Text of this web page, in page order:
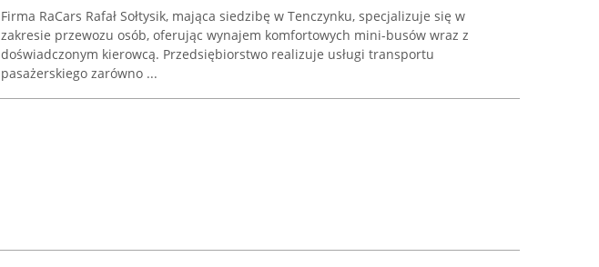
Firma RaCars Rafał Sołtysik, mająca siedzibę w Tenczynku, specjalizuje się w
zakresie przewozu osób, oferując wynajem komfortowych mini-busów wraz z
doświadczonym kierowcą. Przedsiębiorstwo realizuje usługi transportu
pasażerskiego zarówno ...